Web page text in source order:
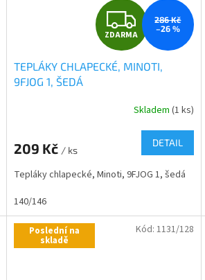
Z
D
A
R
M
A
ZDARMA
286 Kč
–26 %
TEPLÁKY CHLAPECKÉ, MINOTI,
9FJOG 1, ŠEDÁ
Skladem (1 ks)
209 Kč / ks
DETAIL
Tepláky chlapecké, Minoti, 9FJOG 1, šedá
140/146
Poslední na
skladě
Kód: 1131/128